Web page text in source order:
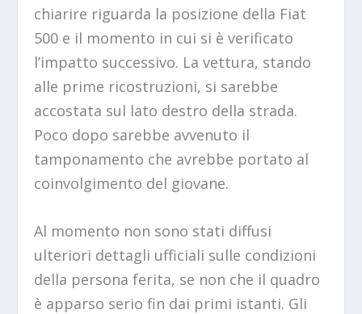
chiarire riguarda la posizione della Fiat
500 e il momento in cui si è verificato
l’impatto successivo. La vettura, stando
alle prime ricostruzioni, si sarebbe
accostata sul lato destro della strada.
Poco dopo sarebbe avvenuto il
tamponamento che avrebbe portato al
coinvolgimento del giovane.
Al momento non sono stati diffusi
ulteriori dettagli ufficiali sulle condizioni
della persona ferita, se non che il quadro
è apparso serio fin dai primi istanti. Gli